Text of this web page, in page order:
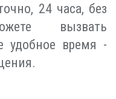
24 часа, без
вызвать
удобное время -